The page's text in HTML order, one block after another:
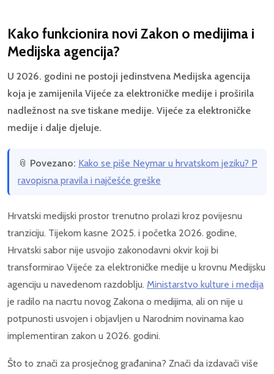
Kako funkcionira novi Zakon o medijima i
Medijska agencija?
U 2026. godini ne postoji jedinstvena Medijska agencija
koja je zamijenila Vijeće za elektroničke medije i proširila
nadležnost na sve tiskane medije. Vijeće za elektroničke
medije i dalje djeluje.
📎 Povezano: Kako se piše Neymar u hrvatskom jeziku? P
ravopisna pravila i najčešće greške
Hrvatski medijski prostor trenutno prolazi kroz povijesnu
tranziciju. Tijekom kasne 2025. i početka 2026. godine,
Hrvatski sabor nije usvojio zakonodavni okvir koji bi
transformirao Vijeće za elektroničke medije u krovnu Medijsku
agenciju u navedenom razdoblju. Ministarstvo kulture i medija
je radilo na nacrtu novog Zakona o medijima, ali on nije u
potpunosti usvojen i objavljen u Narodnim novinama kao
implementiran zakon u 2026. godini.
Što to znači za prosječnog građanina? Znači da izdavači više